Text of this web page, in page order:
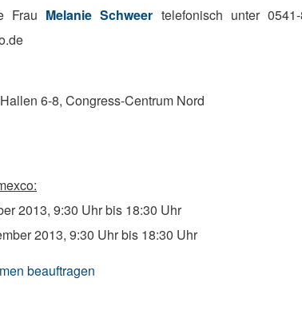
Frau Melanie Schweer telefonisch unter
6-8, Congress-Centrum Nord
2013, 9:30 Uhr bis 18:30 Uhr
2013, 9:30 Uhr bis 18:30 Uhr
beauftragen